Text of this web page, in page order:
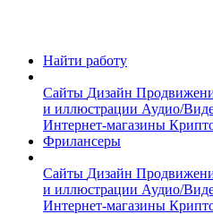
Найти работу
Сайты Дизайн
и иллюстрации Аудио/
Интернет-магазины
Фрилансеры
Сайты Дизайн
и иллюстрации Аудио/
Интернет-магазины